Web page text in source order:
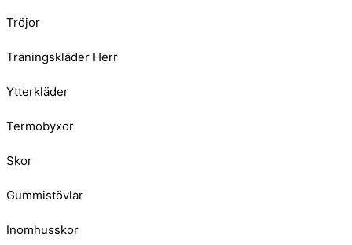
Tröjor
Träningskläder Herr
Ytterkläder
Termobyxor
Skor
Gummistövlar
Inomhusskor